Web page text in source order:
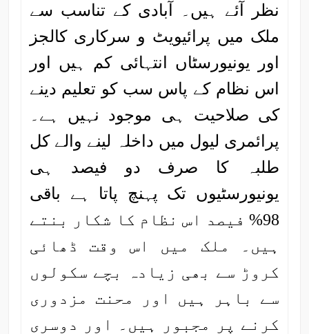
نظر آئے ہیں۔ آبادی کے تناسب سے
ملک میں پرائیویٹ و سرکاری کالجز
اور یونیورسٹاں انتہائی کم ہیں اور
اس نظام کے پاس سب کو تعلیم دینے
کی صلاحیت ہی موجود نہیں ہے۔
پرائمری لیول میں داخلہ لینے والے کل
طلبہ کا صرف دو فیصد ہی
یونیورسٹیوں تک پہنچ پاتا ہے باقی
98% فیصد اس نظام کا شکار بنتے
ہیں۔ ملک میں اس وقت ڈھائی
کروڑ سے بھی زیادہ بچے سکولوں
سے باہر ہیں اور محنت مزدوری
کرنے پر مجبور ہیں۔ اور دوسری